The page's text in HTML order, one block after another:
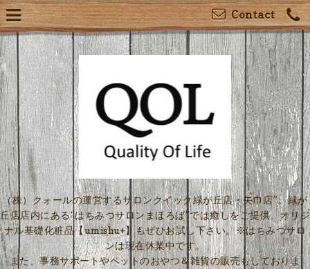
Contact
（株）クォールの運営するサロンクイック緑が丘店・矢巾店”。緑が
丘店店内にある“はちみつサロンまほろば”では癒しをご提供。オリジ
ナル基礎化粧品【umishu+】もぜひお試し下さい。※はちみつサロ
ンは現在休業中です。
また、事務サポートやペットのおやつ＆雑貨の販売もしておりま